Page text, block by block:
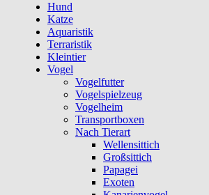
Hund
Katze
Aquaristik
Terraristik
Kleintier
Vogel
Vogelfutter
Vogelspielzeug
Vogelheim
Transportboxen
Nach Tierart
Wellensittich
Großsittich
Papagei
Exoten